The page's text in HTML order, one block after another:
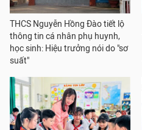
THCS Nguyễn Hồng Đào tiết lộ
thông tin cá nhân phụ huynh,
học sinh: Hiệu trưởng nói do "sơ
suất"